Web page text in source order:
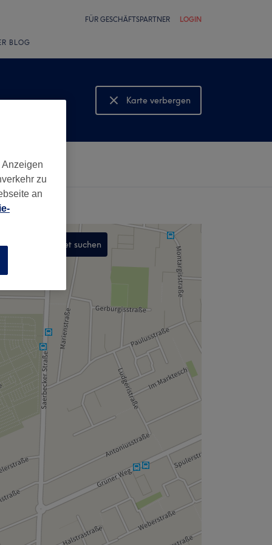
FÜR GESCHÄFTSPARTNER LOGIN
BLOG
Karte verbergen
Karte anzeigen
In diesem Gebiet suchen
zu
an